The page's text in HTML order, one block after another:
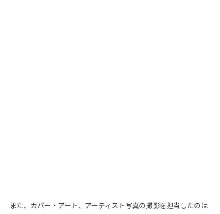
また、カバー・アート、アーティスト写真の撮影を担当したのは